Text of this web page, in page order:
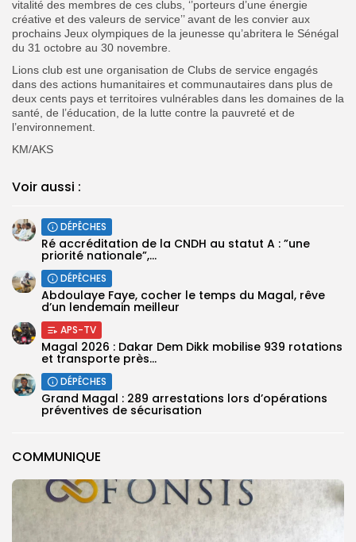
COMMUNIQUE
vitalité des membres de ces clubs, ‘’porteurs d’une énergie
créative et des valeurs de service’’ avant de les convier aux
prochains Jeux olympiques de la jeunesse qu’abritera le Sénégal
du 31 octobre au 30 novembre.
Lions club est une organisation de Clubs de service engagés
dans des actions humanitaires et communautaires dans plus de
deux cents pays et territoires vulnérables dans les domaines de la
santé, de l’éducation, de la lutte contre la pauvreté et de
l’environnement.
KM/AKS
Voir aussi :
DÉPÊCHES
Ré accréditation de la CNDH au statut A : ”une
priorité nationale”,...
DÉPÊCHES
Abdoulaye Faye, cocher le temps du Magal, rêve
d’un lendemain meilleur
APS-TV
Magal 2026 : Dakar Dem Dikk mobilise 939 rotations
et transporte près...
DÉPÊCHES
Grand Magal : 289 arrestations lors d’opérations
préventives de sécurisation